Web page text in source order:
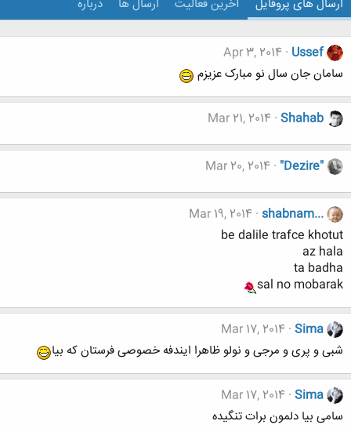
ارسال های پروفایل آخرین فعالیت ارسال ها درباره
Ussef
Apr 3, 2014
سامان جان سال نو مبارک عزیزم
Shahab
Mar 21, 2014
"Dezire"
Mar 20, 2014
shabnam...
Mar 19, 2014
be dalile trafce khotut
az hala
ta badha
sal no mobarak
Sima
Mar 17, 2014
شبی و پری و مرجی و نولو ظاهرا ایندفه خصوصی فرستان که بیا
Sima
Mar 17, 2014
سامی بیا دلمون برات تنگیده